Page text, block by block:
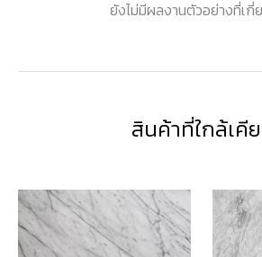
ยังไม่มีผลงานตัวอย่างที่เกี่
สินค้าที่ใกล้เคี